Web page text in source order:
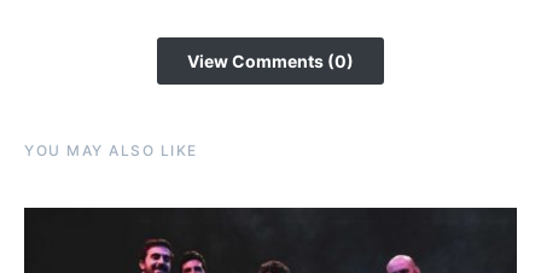
View Comments (0)
YOU MAY ALSO LIKE